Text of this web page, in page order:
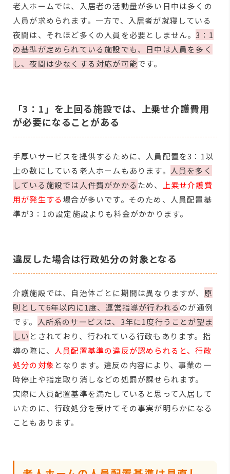
老人ホームでは、入居者の活動量が多い日中は多くの
人員が求められます。一方で、入居者が就寝している
夜間は、それほど多くの人員を必要としません。3：1
の基準が定められている施設でも、日中は人員を多く
し、夜間は少なくする対応が可能です。
「3：1」を上回る施設では、上乗せ介護費用
が必要になることがある
手厚いサービスを提供するために、人員配置を3：1以
上の数にしている老人ホームもあります。 人員を多く
している施設では人件費がかかる ため、
上乗せ介護費
用が発生する場合が多いです。そのため、人員配置基
準が3：1の設定施設よりも料金がかかります。
違反した場合は行政処分の対象となる
介護施設では、自治体ごとに期間は異なりますが、 原
則として6年以内に1度、運営指導が行われる のが通例
です。
入所系のサービスは、3年に1度行うことが望ま
しい とされており、行われている行政もあります。指
導の際に、 人員配置基準の違反が認められると、行政
処分の対象 となります。違反の内容により、事業の一
時停止や指定取り消しなどの処罰が課せられます。
実際に人員配置基準を満たしていると思って入居して
いたのに、行政処分を受けてその事実が明らかになる
こともあります。